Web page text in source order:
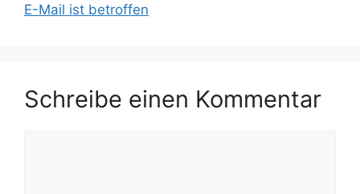
E-Mail ist betroffen
Schreibe einen Kommentar